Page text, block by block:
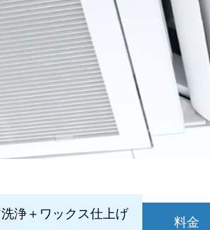
浄＋ワックス仕上げ
料金